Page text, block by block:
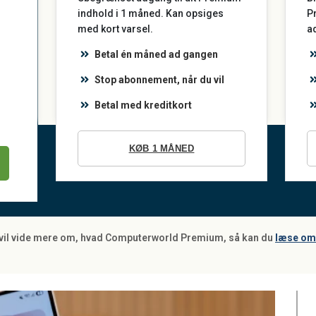
indhold i 1 måned. Kan opsiges
med kort varsel.
Betal én måned ad gangen
Stop abonnement, når du vil
Betal med kreditkort
KØB 1 MÅNED
vide mere om, hvad Computerworld Premium, så kan du læse